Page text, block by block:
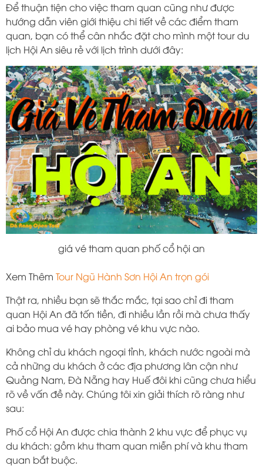
Để thuận tiện cho việc tham quan cũng như được
hướng dẫn viên giới thiệu chi tiết về các điểm tham
quan, bạn có thể cân nhắc đặt cho mình một tour du
lịch Hội An siêu rẻ với lịch trình dưới đây:
giá vé tham quan phố cổ hội an
Xem Thêm Tour Ngũ Hành Sơn Hội An trọn gói
Thật ra, nhiều bạn sẽ thắc mắc, tại sao chỉ đi tham
quan Hội An đã tốn tiền, đi nhiều lần rồi mà chưa thấy
ai bảo mua vé hay phòng vé khu vực nào.
Không chỉ du khách ngoại tỉnh, khách nước ngoài mà
cả những du khách ở các địa phương lân cận như
Quảng Nam, Đà Nẵng hay Huế đôi khi cũng chưa hiểu
rõ về vấn đề này. Chúng tôi xin giải thích rõ ràng như
sau:
Phố cổ Hội An được chia thành 2 khu vực để phục vụ
du khách: gồm khu tham quan miễn phí và khu tham
quan bắt buộc.